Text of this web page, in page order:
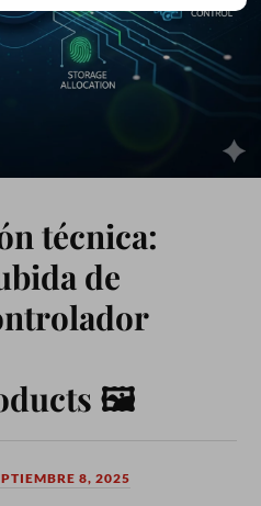
técnica:
de
🖼️
8, 2025